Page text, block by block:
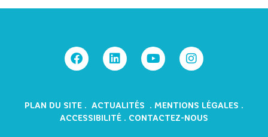
PLAN DU SITE . ACTUALITÉS . MENTIONS LÉGALES .
ACCESSIBILITÉ . CONTACTEZ-NOUS